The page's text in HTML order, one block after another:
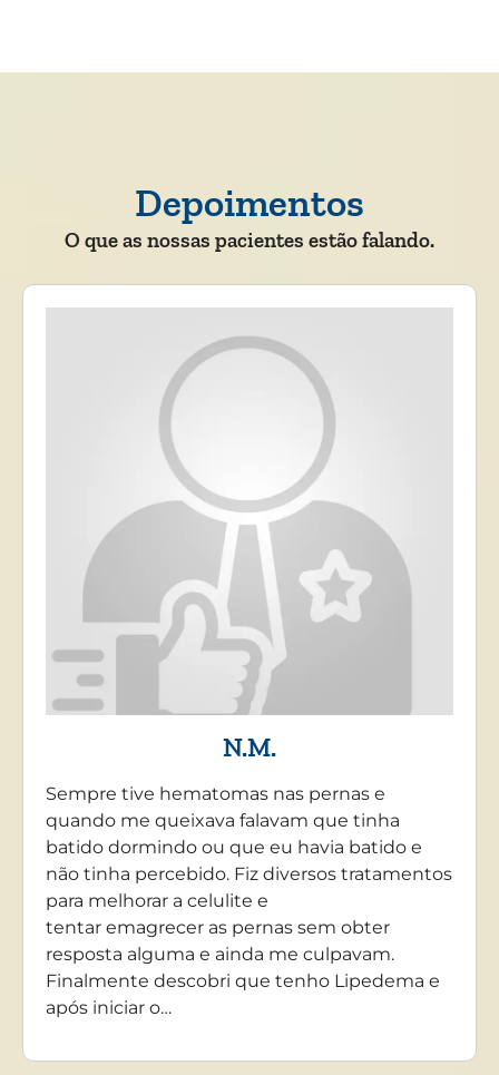
Depoimentos
O que as nossas pacientes estão falando.
N.M.
Sempre tive hematomas nas pernas e
quando me queixava falavam que tinha
batido dormindo ou que eu havia batido e
não tinha percebido. Fiz diversos tratamentos
para melhorar a celulite e
tentar emagrecer as pernas sem obter
resposta alguma e ainda me culpavam.
Finalmente descobri que tenho Lipedema e
após iniciar o…